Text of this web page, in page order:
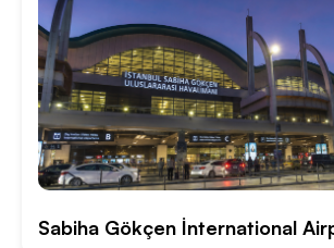
Sabiha Gökçen İnternational